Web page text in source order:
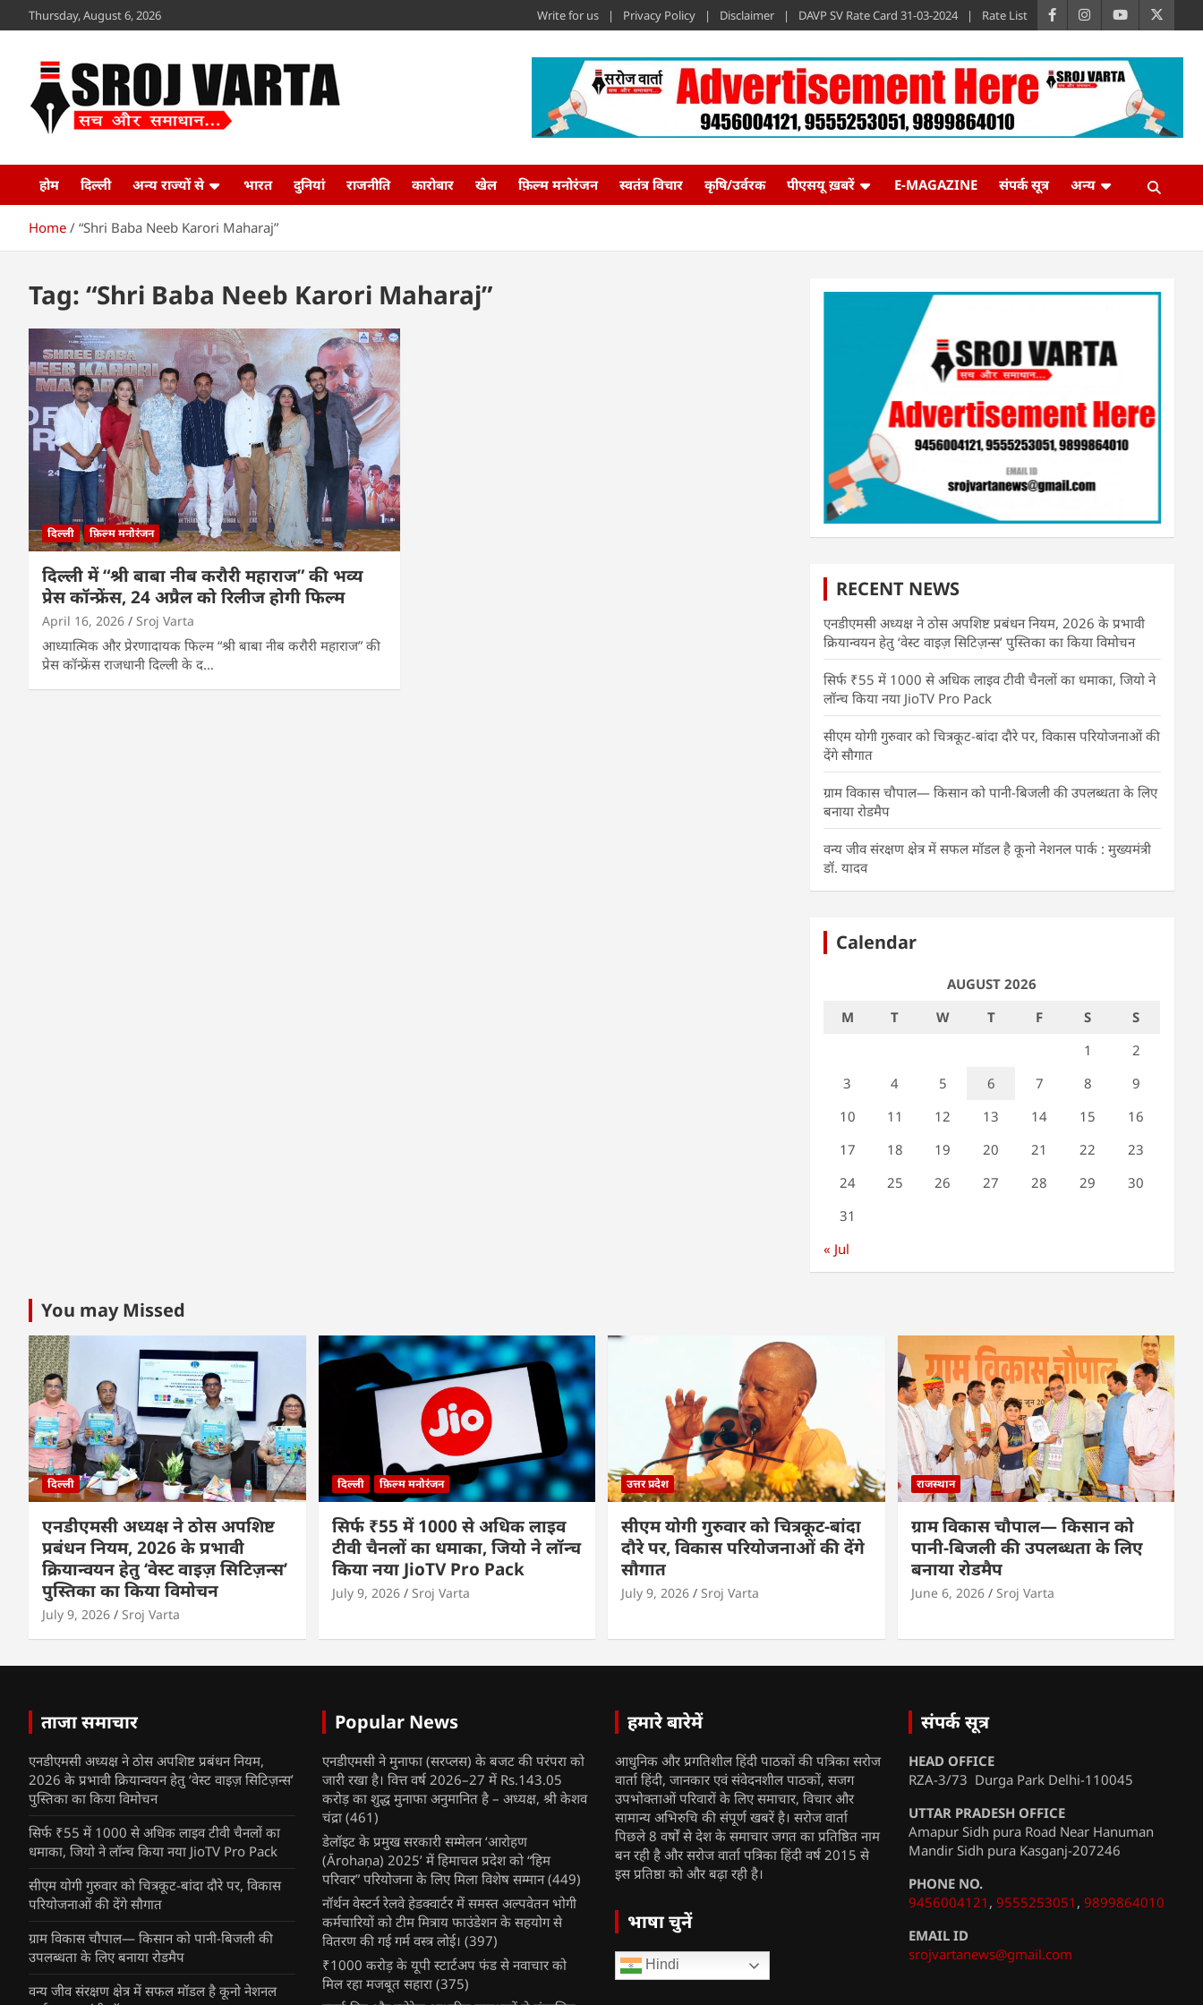
to
Thursday, August 6, 2026 Write for us Privacy Policy Disclaimer DAVP SV Rate Card 31-03-2024 Rate List
Sroj Varta
होम दिल्ली अन्य राज्यों से भारत दुनियां राजनीति कारोबार खेल फ़िल्म मनोरंजन स्वतंत्र विचार कृषि/उर्वरक पीएसयू ख़बरें E-MAGAZINE संपर्क सूत्र अन्य
Home “Shri Baba Neeb Karori Maharaj”
Tag: “Shri Baba Neeb Karori Maharaj”
दिल्ली फ़िल्म मनोरंजन
दिल्ली में “श्री बाबा नीब करौरी महाराज” की भव्य
प्रेस कॉन्फ्रेंस, 24 अप्रैल को रिलीज होगी फिल्म
April 16, 2026 Sroj Varta
आध्यात्मिक और प्रेरणादायक फिल्म “श्री बाबा नीब करौरी महाराज” की
प्रेस कॉन्फ्रेंस राजधानी दिल्ली के द…
RECENT NEWS
एनडीएमसी अध्यक्ष ने ठोस अपशिष्ट प्रबंधन नियम, 2026 के प्रभावी
क्रियान्वयन हेतु ‘वेस्ट वाइज़ सिटिज़न्स’ पुस्तिका का किया विमोचन
सिर्फ ₹55 में 1000 से अधिक लाइव टीवी चैनलों का धमाका, जियो ने
लॉन्च किया नया JioTV Pro Pack
सीएम योगी गुरुवार को चित्रकूट-बांदा दौरे पर, विकास परियोजनाओं की
देंगे सौगात
ग्राम विकास चौपाल— किसान को पानी-बिजली की उपलब्धता के लिए
बनाया रोडमैप
वन्य जीव संरक्षण क्षेत्र में सफल मॉडल है कूनो नेशनल पार्क : मुख्यमंत्री
डॉ. यादव
Calendar
AUGUST 2026
M
T W T F S
S
1
2
3
4 5 6 7 8
9
10
11 12 13 14 15
16
17
18 19 20 21 22
23
24
25 26 27 28 29
30
31
« Jul
You may Missed
दिल्ली
एनडीएमसी अध्यक्ष ने ठोस अपशिष्ट
प्रबंधन नियम, 2026 के प्रभावी
क्रियान्वयन हेतु ‘वेस्ट वाइज़ सिटिज़न्स’
पुस्तिका का किया विमोचन
July 9, 2026 Sroj Varta
दिल्ली फ़िल्म मनोरंजन
सिर्फ ₹55 में 1000 से अधिक लाइव
टीवी चैनलों का धमाका, जियो ने लॉन्च
किया नया JioTV Pro Pack
July 9, 2026 Sroj Varta
उत्तर प्रदेश
सीएम योगी गुरुवार को चित्रकूट-बांदा
दौरे पर, विकास परियोजनाओं की देंगे
सौगात
July 9, 2026 Sroj Varta
राजस्थान
ग्राम विकास चौपाल— किसान को
पानी-बिजली की उपलब्धता के लिए
बनाया रोडमैप
June 6, 2026 Sroj Varta
ताजा समाचार
एनडीएमसी अध्यक्ष ने ठोस अपशिष्ट प्रबंधन नियम,
2026 के प्रभावी क्रियान्वयन हेतु ‘वेस्ट वाइज़ सिटिज़न्स’
पुस्तिका का किया विमोचन
सिर्फ ₹55 में 1000 से अधिक लाइव टीवी चैनलों का
धमाका, जियो ने लॉन्च किया नया JioTV Pro Pack
सीएम योगी गुरुवार को चित्रकूट-बांदा दौरे पर, विकास
परियोजनाओं की देंगे सौगात
ग्राम विकास चौपाल— किसान को पानी-बिजली की
उपलब्धता के लिए बनाया रोडमैप
वन्य जीव संरक्षण क्षेत्र में सफल मॉडल है कूनो नेशनल
Popular News
एनडीएमसी ने मुनाफा (सरप्लस) के बजट की परंपरा को
जारी रखा है। वित्त वर्ष 2026–27 में Rs.143.05
करोड़ का शुद्ध मुनाफा अनुमानित है – अध्यक्ष, श्री केशव
चंद्रा (461)
डेलॉइट के प्रमुख सरकारी सम्मेलन ‘आरोहण
(Ārohaṇa) 2025’ में हिमाचल प्रदेश को “हिम
परिवार” परियोजना के लिए मिला विशेष सम्मान (449)
नॉर्थन वेस्टर्न रेलवे हेडक्वार्टर में समस्त अल्पवेतन भोगी
कर्मचारियों को टीम मित्राय फाउंडेशन के सहयोग से
वितरण की गई गर्म वस्त्र लोई। (397)
₹1000 करोड़ के यूपी स्टार्टअप फंड से नवाचार को
मिल रहा मजबूत सहारा (375)
हमारे बारेमें
आधुनिक और प्रगतिशील हिंदी पाठकों की पत्रिका सरोज
वार्ता हिंदी, जानकार एवं संवेदनशील पाठकों, सजग
उपभोक्ताओं परिवारों के लिए समाचार, विचार और
सामान्य अभिरुचि की संपूर्ण खबरें है। सरोज वार्ता
पिछले 8 वर्षों से देश के समाचार जगत का प्रतिष्ठित नाम
बन रही है और सरोज वार्ता पत्रिका हिंदी वर्ष 2015 से
इस प्रतिष्ठा को और बढ़ा रही है।
भाषा चुनें
Hindi
संपर्क सूत्र
HEAD OFFICE
RZA-3/73 Durga Park Delhi-110045
UTTAR PRADESH OFFICE
Amapur Sidh pura Road Near Hanuman
Mandir Sidh pura Kasganj-207246
PHONE NO.
9456004121 , 9555253051 , 9899864010
EMAIL ID
srojvartanews@gmail.com